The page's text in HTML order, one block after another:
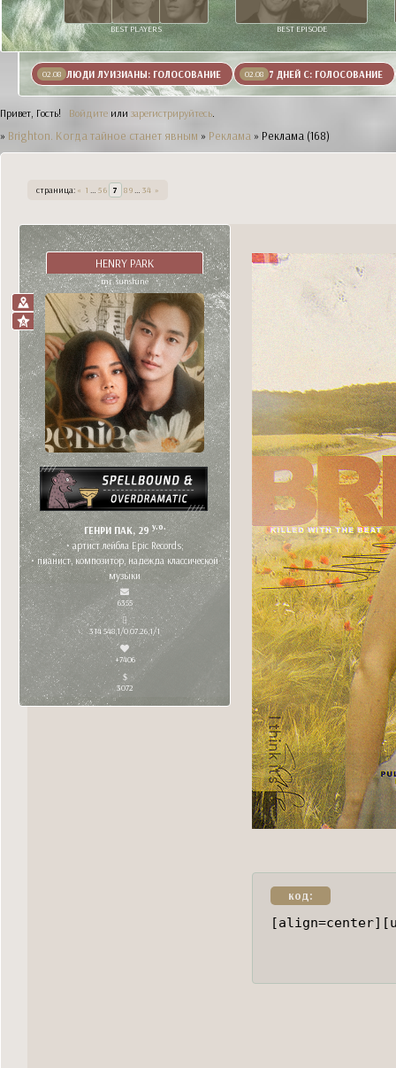
BEST PLAYERS BEST EPISODE
02.08 ЛЮДИ ЛУИЗИАНЫ: ГОЛОСОВАНИЕ 02.08 7 ДНЕЙ С: ГОЛОСОВАНИЕ
Привет, Гость! Войдите или зарегистрируйтесь.
» Brighton. Когда тайное станет явным » Реклама » Реклама (168)
страница: « 1 … 56 7 89… 34 »
HENRY PARK
mr. sunshine
ГЕНРИ ПАК, 29 y.o.
• артист лейбла Epic Records;
• пианист, композитор, надежда классической
музыки
6355
314 548,1/0 07.26,1/1
+7406
3072
код: